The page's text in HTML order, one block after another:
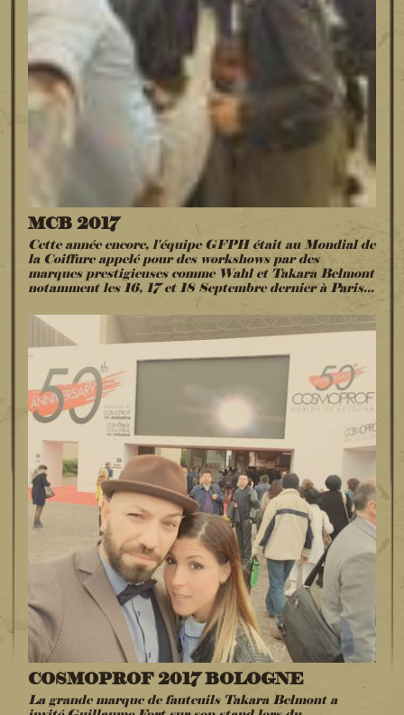
MCB 2017
Cette année encore, l'équipe GFPH était au Mondial de
la Coiffure appelé pour des workshows par des
marques prestigieuses comme Wahl et Takara Belmont
notamment les 16, 17 et 18 Septembre dernier à Paris...
COSMOPROF 2017 BOLOGNE
La grande marque de fauteuils Takara Belmont a